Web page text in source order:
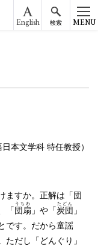
English 検索 MENU
本文学科 特任教授）
ますか。正解は「団
「団扇
うちわ
」や「炭団
たどん
」
です。だから童謡
ただし「どんぐり」